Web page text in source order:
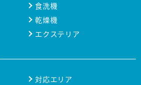
食洗機
乾燥機
エクステリア
対応エリア